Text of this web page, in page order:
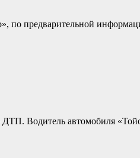
по предварительной
Водитель автомобиля